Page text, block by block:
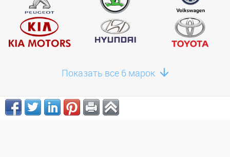
Показать все 6 марок